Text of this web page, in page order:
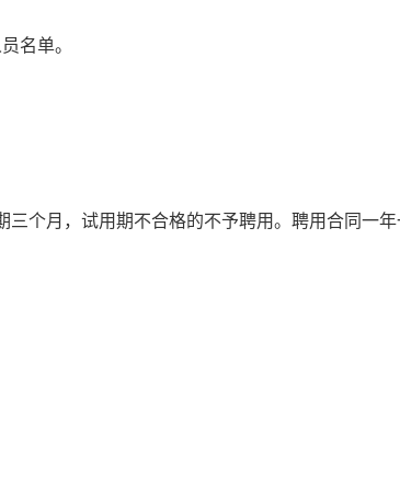
名单。
个月，试用期不合格的不予聘用。聘用合同一年